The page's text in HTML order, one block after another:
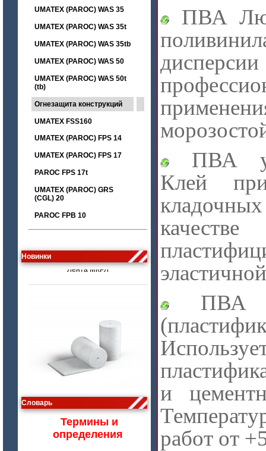
UMATEX (PAROC) WAS 35
UMATEX (PAROC) WAS 35t
UMATEX (PAROC) WAS 35tb
UMATEX (PAROC) WAS 50
UMATEX (PAROC) WAS 50t
(tb)
Огнезащита конструкций
UMATEX FSS160
UMATEX (PAROC) FPS 14
UMATEX (PAROC) FPS 17
PAROC FPS 17t
UMATEX (PAROC) GRS
(CGL) 20
PAROC FPB 10
Новинки
Лента МКРЛ
Изделия МКРВ-200, МКРВХ-250
Словарь
Термины и
определения
ПВА
ПВА
Клей
качестве
ПВА
и
работ от